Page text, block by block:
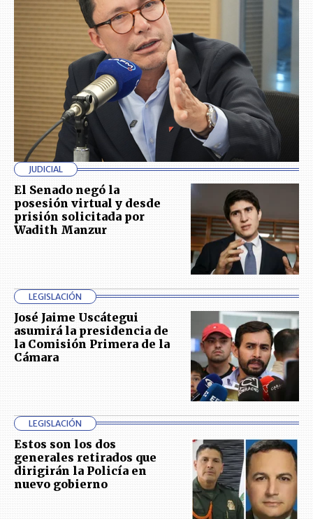
JUDICIAL
El Senado negó la
posesión virtual y desde
prisión solicitada por
Wadith Manzur
LEGISLACIÓN
José Jaime Uscátegui
asumirá la presidencia de
la Comisión Primera de la
Cámara
LEGISLACIÓN
Estos son los dos
generales retirados que
dirigirán la Policía en
nuevo gobierno